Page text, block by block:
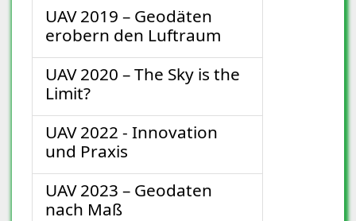
UAV 2019 – Geodäten
erobern den Luftraum
UAV 2020 – The Sky is the
Limit?
UAV 2022 - Innovation
und Praxis
UAV 2023 – Geodaten
nach Maß